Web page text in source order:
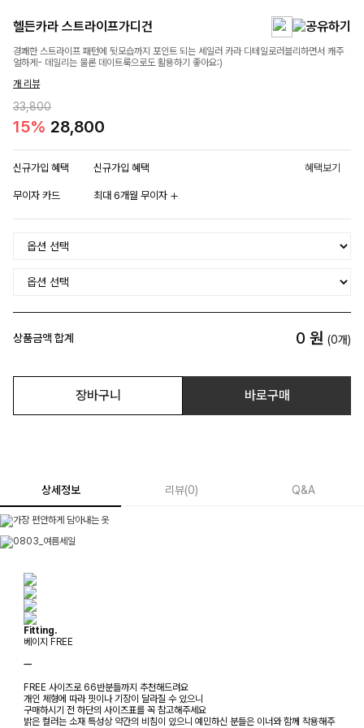
헬든카라 스트라이프가디건
경쾌한 스트라이프 패턴에 뒷모습까지 포인트 되는 세일러 카라 디테일로러블리하면서 캐주
얼하게- 데일리는 물론 데이트룩으로도 활용하기 좋아요:)
개 리뷰
33,800
15% 28,800
신규가입 혜택 신규가입 혜택 혜택보기
무이자 카드 최대 6개월 무이자
상품금액 합계 0 원 (0개)
장바구니 바로구매
상세정보 리뷰(0) Q&A
Fitting.
베이지 FREE
ㅡ
FREE 사이즈로 66반분들까지 추천해드려요
개인 체형에 따라 핏이나 기장이 달라질 수 있으니
구매하시기 전 하단의 사이즈표를 꼭 참고해주세요
밝은 컬러는 소재 특성상 약간의 비침이 있으니 예민하신 분들은 이너와 함께 착용해주